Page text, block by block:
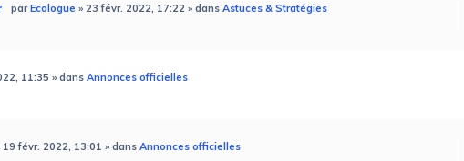
parEcologue » 23 févr. 2022, 17:22 » dans Astuces & Stratégies
11:35 » dans Annonces officielles
19 févr. 2022, 13:01 » dansAnnonces officielles